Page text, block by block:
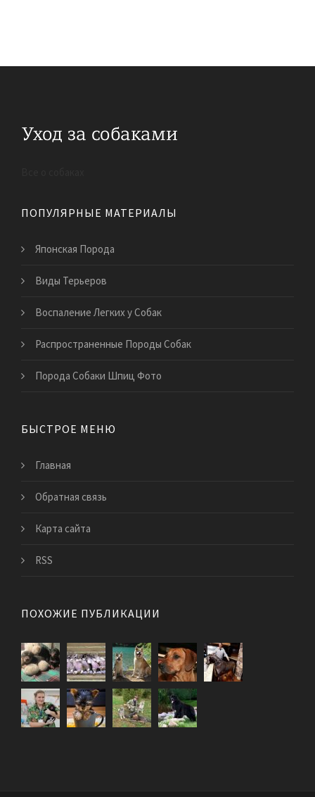
ПОПУЛЯРНЫЕ МАТЕРИАЛЫ
Японская Порода
Виды Терьеров
Воспаление Легких у Собак
Распространенные Породы Собак
Порода Собаки Шпиц Фото
БЫСТРОЕ МЕНЮ
Главная
Обратная связь
Карта сайта
RSS
ПОХОЖИЕ ПУБЛИКАЦИИ